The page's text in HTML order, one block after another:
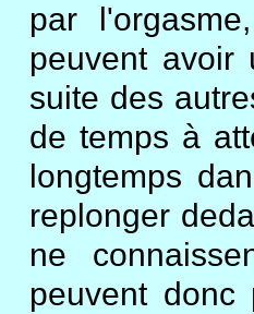
par
peuvent
suite des
de temps à
longtemps
replonger
ne
peuvent donc